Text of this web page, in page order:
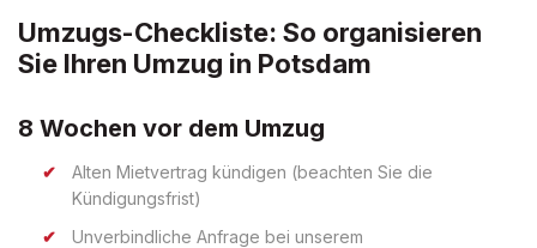
Umzugs-Checkliste: So organisieren
Sie Ihren Umzug in Potsdam
8 Wochen vor dem Umzug
Alten Mietvertrag kündigen (beachten Sie die
Kündigungsfrist)
Unverbindliche Anfrage bei unserem